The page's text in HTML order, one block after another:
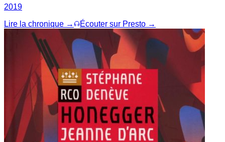
2019
Lire la chronique →
Écouter sur Presto →